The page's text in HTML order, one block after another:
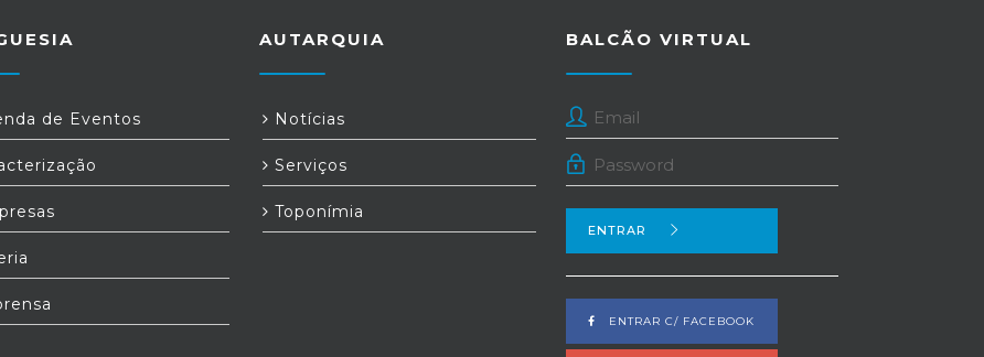
de Eventos
AUTARQUIA
Notícias
Serviços
Toponímia
BALCÃO VIRTUAL
ENTRAR
ENTRAR C/ FACEBOOK